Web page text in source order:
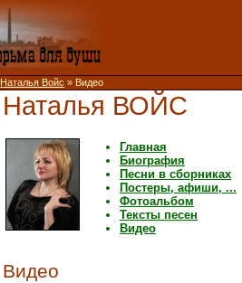
Наталья Войс » Видео
Наталья ВОЙС
Главная
Биография
Песни в сборниках
Постеры, афиши, ...
Фотоальбом
Тексты песен
Видео
Видео